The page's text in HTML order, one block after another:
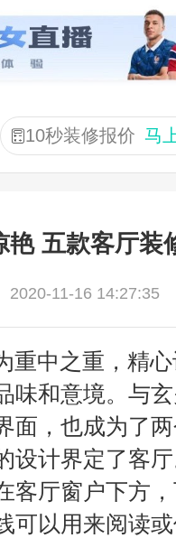
10秒装修报价 马
五款客厅装
2020-11-16 14:27:35
重中之重，精
味和意境。与
面，也成为了
设计界定了客
客厅窗户下方
可以用来阅读